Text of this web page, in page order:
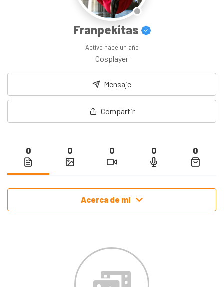
Franpekitas
Activo hace un año
Cosplayer
Mensaje
Compartir
0 0 0 0 0
Acerca de mí